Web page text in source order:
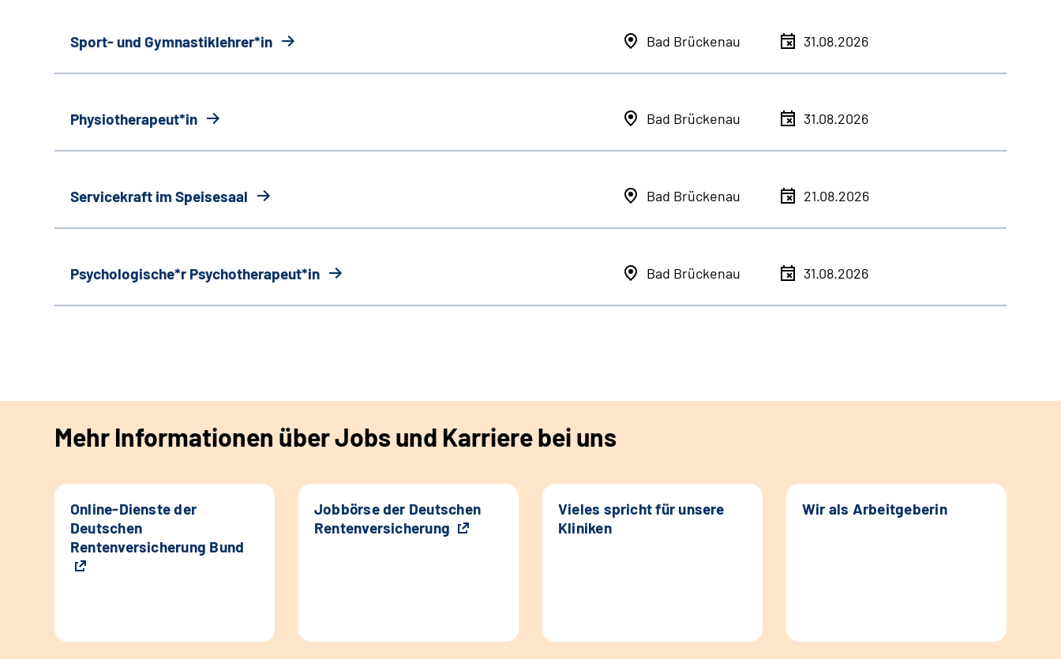
Sport- und Gymnastiklehrer*in Bad Brückenau 31.08.2026
Physiotherapeut*in Bad Brückenau 31.08.2026
Servicekraft im Speisesaal Bad Brückenau 21.08.2026
Psychologische*r Psychotherapeut*in Bad Brückenau 31.08.2026
Mehr Informationen über Jobs und Karriere bei uns
Online-Dienste der
Deutschen
Rentenversicherung Bund
Jobbörse der Deutschen
Rentenversicherung
Vieles spricht für unsere
Kliniken
Wir als Arbeitgeberin